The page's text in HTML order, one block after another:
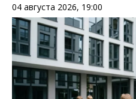
04 августа 2026, 19:00